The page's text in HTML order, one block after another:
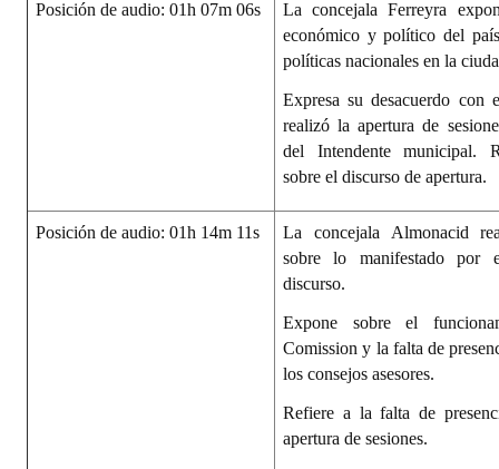
Posición de audio: 01h 07m 06s
La concejala Ferreyra
económico y político del
políticas nacionales en la
Expresa su desacuerdo
realizó la apertura de
del Intendente municipal.
sobre el discurso de apertura.
Posición de audio: 01h 14m 11s
La concejala Almonacid
sobre lo manifestado por
discurso.
Expone sobre el
Comission y la falta de
los consejos asesores.
Refiere a la falta de
apertura de sesiones.